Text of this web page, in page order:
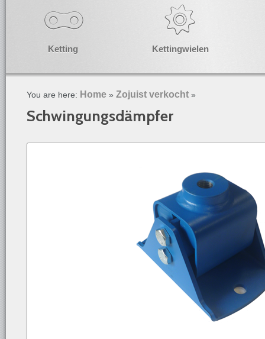
Ketting Kettingwielen
You are here: Home » Zojuist verkocht »
Schwingungsdämpfer